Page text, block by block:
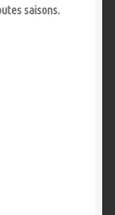
saisons.